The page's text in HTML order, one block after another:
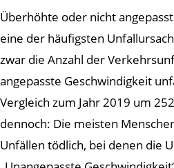
Überhöhte oder nicht
eine der häufigsten
zwar die Anzahl der
angepasste Geschwindigkeit
Vergleich zum Jahr 2019 um
dennoch: Die meisten
Unfällen tödlich, bei denen die